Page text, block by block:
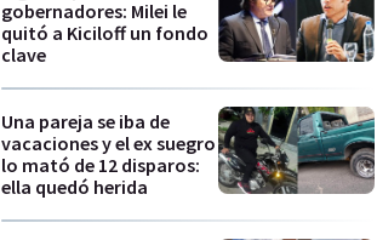
gobernadores: Milei le
quitó a Kiciloff un fondo
clave
Una pareja se iba de
vacaciones y el ex suegro
lo mató de 12 disparos:
ella quedó herida